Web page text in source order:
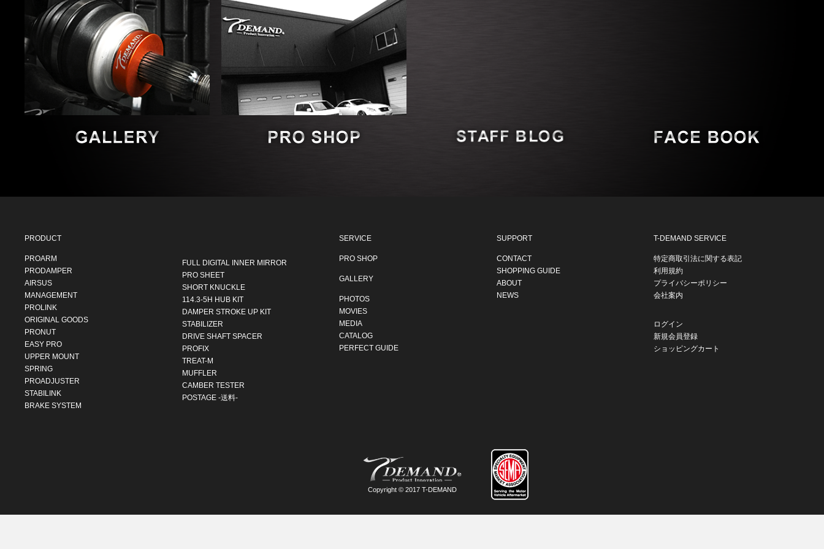
PRODUCT
PROARM
PRODAMPER
AIRSUS
MANAGEMENT
PROLINK
ORIGINAL GOODS
PRONUT
EASY PRO
UPPER MOUNT
SPRING
PROADJUSTER
STABILINK
BRAKE SYSTEM
FULL DIGITAL INNER MIRROR
PRO SHEET
SHORT KNUCKLE
114.3-5H HUB KIT
DAMPER STROKE UP KIT
STABILIZER
DRIVE SHAFT SPACER
PROFIX
TREAT-M
MUFFLER
CAMBER TESTER
POSTAGE -送料-
SERVICE
PRO SHOP
GALLERY
PHOTOS
MOVIES
MEDIA
CATALOG
PERFECT GUIDE
SUPPORT
CONTACT
SHOPPING GUIDE
ABOUT
NEWS
T-DEMAND SERVICE
特定商取引法に関する表記
利用規約
プライバシーポリシー
会社案内
ログイン
新規会員登録
ショッピングカート
Copyright © 2017 T-DEMAND